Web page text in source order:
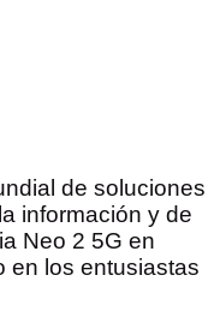
de soluciones
información y de
Neo 2 5G en
en los entusiastas